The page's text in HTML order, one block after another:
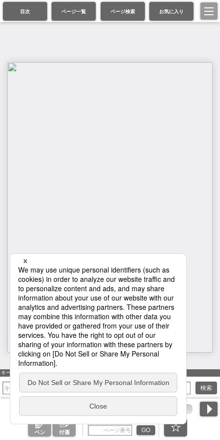
目次 ページ一覧 ページ検索 お気に入り
H1
キーワード検索
検索
ペン 付箋 GO